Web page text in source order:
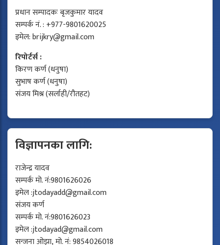
प्रधान सम्पादकः बृजकुमार यादव
सम्पर्क नं. : +977-9801620025
इमेल:brijkry@gmail.com
रिपोर्टर्स :
किरण कर्ण (धनुषा)
सुभाष कर्ण (धनुषा)
संजय मिश्र (सर्लाही/रौतहट)
विज्ञापनका लागि:
राजेन्द्र यादव
सम्पर्क मो. नं:9801626026
इमेल :jtodayadd@gmail.com
संजय कर्ण
सम्पर्क मो. नं:9801626023
इमेल :jtodayad@gmail.com
सन्जना ओझा, मो. नं: 9854026018